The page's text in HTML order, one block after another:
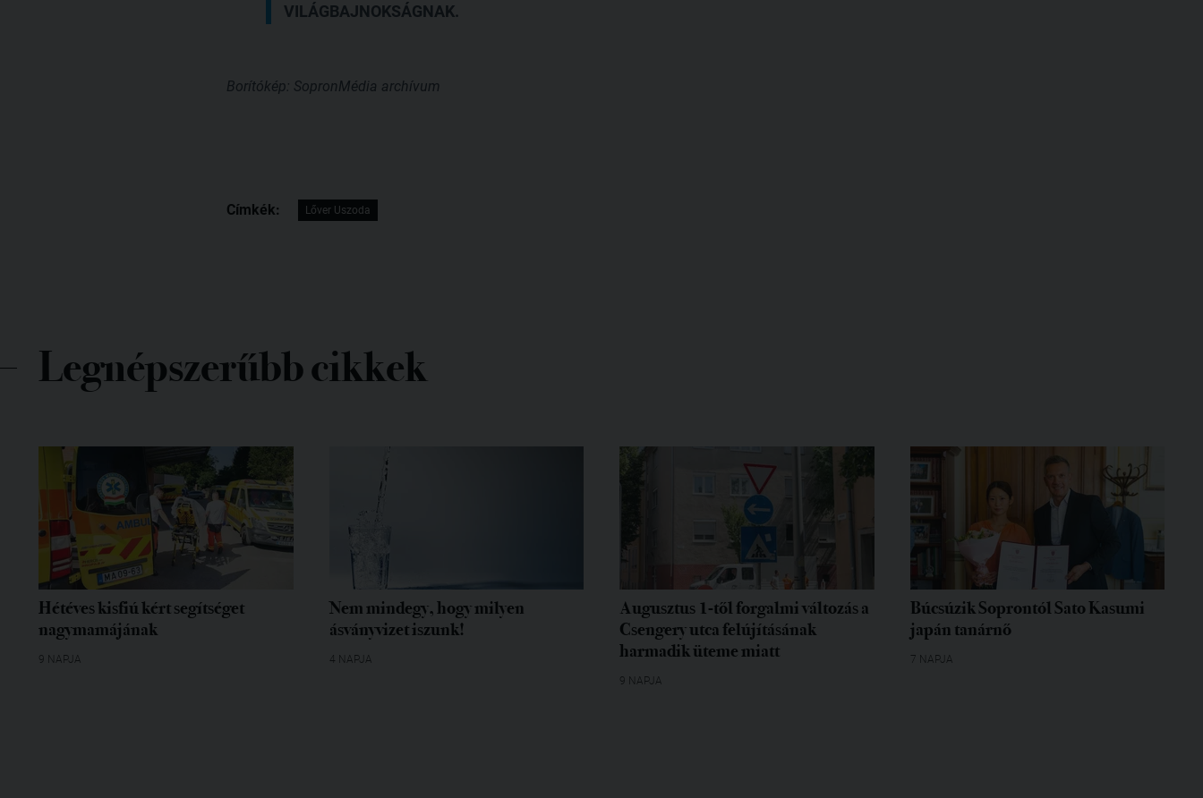
VILÁGBAJNOKSÁGNAK.
Borítókép: SopronMédia archívum
Címkék: Lőver Uszoda
Legnépszerűbb cikkek
Hétéves kisfiú kért segítséget
nagymamájának
9 NAPJA
Nem mindegy, hogy milyen
ásványvizet iszunk!
4 NAPJA
Augusztus 1-től forgalmi változás a
Csengery utca felújításának
harmadik üteme miatt
9 NAPJA
Búcsúzik Soprontól Sato Kasumi
japán tanárnő
7 NAPJA